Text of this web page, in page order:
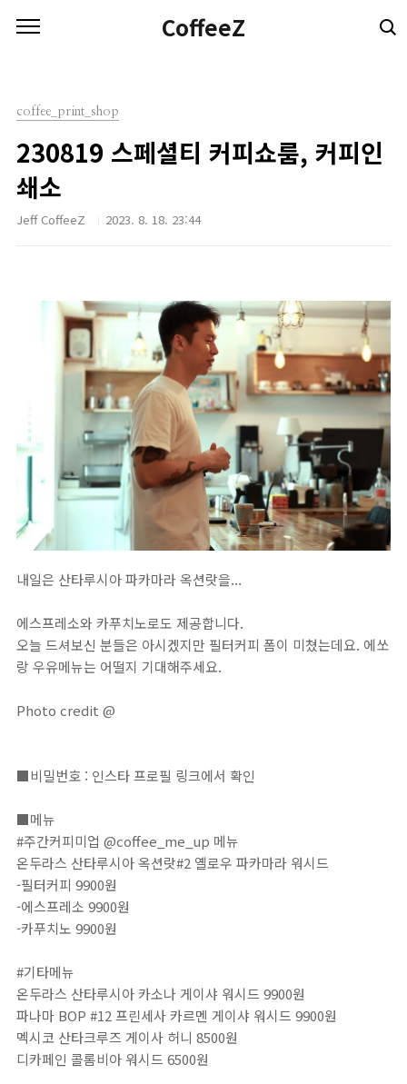
CoffeeZ
coffee_print_shop
230819 스페셜티 커피쇼룸, 커피인
쇄소
Jeff CoffeeZ 2023. 8. 18. 23:44
내일은 산타루시아 파카마라 옥션랏을...⁣
에스프레소와 카푸치노로도 제공합니다. ⁣
오늘 드셔보신 분들은 아시겠지만 필터커피 폼이 미쳤는데요. 에쏘
랑 우유메뉴는 어떨지 기대해주세요. ⁣
Photo credit @⁣
■비밀번호 : 인스타 프로필 링크에서 확인⁣⁣⁣⁣⁣⁣⁣⁣⁣⁣⁣⁣⁣⁣⁣⁣⁣⁣⁣⁣⁣⁣⁣⁣⁣⁣⁣⁣⁣⁣⁣⁣⁣⁣⁣⁣⁣⁣⁣⁣⁣⁣⁣⁣⁣⁣⁣⁣⁣⁣⁣⁣⁣⁣⁣⁣⁣⁣⁣⁣⁣⁣⁣⁣⁣⁣⁣⁣⁣⁣⁣⁣⁣⁣⁣⁣⁣⁣⁣⁣⁣⁣⁣⁣⁣⁣⁣⁣⁣⁣⁣⁣⁣⁣⁣⁣⁣⁣⁣⁣⁣⁣⁣⁣⁣⁣⁣⁣⁣⁣⁣⁣⁣⁣⁣⁣⁣⁣⁣⁣⁣⁣⁣⁣⁣⁣⁣⁣⁣⁣⁣⁣⁣⁣⁣⁣⁣⁣⁣⁣⁣⁣⁣⁣⁣⁣⁣⁣⁣⁣⁣⁣⁣⁣⁣⁣⁣⁣⁣⁣⁣⁣⁣⁣⁣⁣⁣⁣⁣⁣⁣⁣⁣⁣⁣⁣⁣⁣⁣⁣⁣⁣⁣⁣⁣⁣⁣⁣⁣⁣⁣⁣⁣⁣⁣⁣⁣⁣⁣⁣⁣⁣⁣⁣⁣⁣⁣⁣⁣⁣⁣⁣⁣⁣⁣⁣⁣⁣⁣⁣⁣⁣⁣⁣⁣⁣⁣⁣⁣⁣⁣⁣⁣⁣⁣⁣⁣⁣⁣⁣⁣⁣⁣⁣⁣⁣⁣⁣⁣⁣⁣⁣⁣⁣⁣⁣⁣⁣⁣⁣⁣⁣⁣⁣⁣⁣⁣⁣⁣⁣⁣⁣⁣⁣⁣⁣⁣⁣⁣⁣⁣⁣⁣
■메뉴⁣⁣⁣⁣⁣⁣⁣⁣⁣⁣⁣⁣⁣⁣⁣⁣⁣⁣⁣⁣⁣⁣⁣⁣⁣⁣⁣⁣⁣⁣⁣⁣⁣⁣⁣⁣⁣⁣⁣⁣⁣⁣⁣⁣⁣⁣⁣⁣⁣⁣⁣⁣⁣⁣⁣⁣⁣⁣⁣⁣⁣⁣⁣⁣⁣⁣⁣⁣⁣⁣⁣⁣⁣⁣⁣⁣⁣⁣⁣⁣⁣⁣⁣⁣⁣⁣⁣⁣⁣⁣⁣⁣⁣⁣⁣⁣⁣⁣⁣⁣⁣⁣⁣⁣⁣⁣⁣⁣⁣⁣⁣⁣⁣⁣⁣⁣⁣⁣⁣⁣⁣⁣⁣⁣⁣⁣⁣⁣⁣⁣⁣⁣⁣⁣⁣⁣⁣⁣⁣⁣⁣⁣⁣⁣⁣⁣⁣⁣⁣⁣⁣⁣⁣⁣⁣⁣⁣⁣⁣⁣⁣⁣⁣⁣⁣⁣⁣⁣⁣⁣⁣⁣⁣⁣⁣⁣⁣⁣⁣⁣⁣⁣⁣⁣⁣⁣⁣⁣⁣⁣⁣⁣⁣⁣⁣⁣⁣⁣⁣⁣⁣⁣⁣⁣⁣⁣⁣⁣⁣⁣⁣⁣⁣⁣⁣⁣⁣⁣⁣⁣⁣⁣⁣⁣⁣⁣⁣⁣⁣⁣⁣⁣⁣⁣⁣⁣⁣⁣⁣⁣⁣⁣⁣⁣⁣⁣⁣⁣⁣⁣⁣⁣⁣⁣⁣⁣⁣⁣⁣⁣⁣⁣⁣⁣⁣⁣⁣⁣⁣⁣⁣⁣⁣⁣⁣⁣⁣⁣⁣⁣⁣⁣⁣⁣⁣⁣⁣⁣⁣⁣⁣⁣⁣⁣⁣⁣⁣⁣⁣⁣⁣⁣⁣⁣⁣⁣
#주간커피미업 @coffee_me_up 메뉴⁣⁣⁣⁣⁣⁣⁣⁣⁣⁣⁣⁣⁣⁣
온두라스 산타루시아 옥션랏#2 옐로우 파카마라 워시드⁣⁣⁣⁣
-필터커피 9900원⁣⁣⁣⁣⁣⁣⁣⁣⁣⁣⁣⁣⁣⁣
-에스프레소 9900원⁣
-카푸치노 9900원⁣
#기타메뉴⁣⁣⁣⁣⁣⁣⁣⁣⁣⁣⁣⁣⁣⁣
온두라스 산타루시아 카소나 게이샤 워시드 9900원⁣⁣
파나마 BOP #12 프린세사 카르멘 게이샤 워시드 9900원⁣⁣⁣⁣
멕시코 산타크루즈 게이사 허니 8500원 ⁣⁣⁣⁣
디카페인 콜롬비아 워시드 6500원⁣⁣⁣⁣⁣⁣⁣⁣⁣⁣⁣⁣⁣⁣